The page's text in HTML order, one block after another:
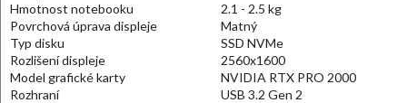
Hmotnost notebooku
2.1 - 2.5 kg
Povrchová úprava displeje
Matný
Typ disku
SSD NVMe
Rozlišení displeje
2560x1600
Model grafické karty
NVIDIA RTX PRO 2000
Rozhraní
USB 3.2 Gen 2